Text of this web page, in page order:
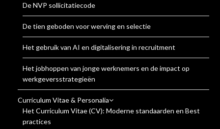
De NVP sollicitatiecode
De tien geboden voor werving en selectie
Het gebruik van AI en digitalisering in recruitment
Het jobhoppen van jonge werknemers en de impact op
werkgeversstrategieën
Curriculum Vitae & Personalia
Het Curriculum Vitae (CV): Moderne standaarden en Best
practices